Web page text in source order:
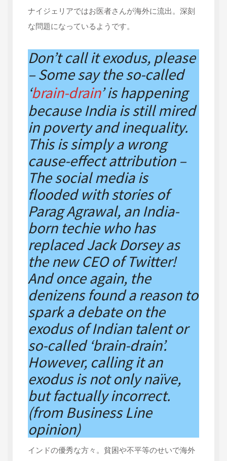
ナイジェリアではお医者さんが海外に流出。深刻
な問題になっているようです。
Don’t call it exodus, please
– Some say the so-called
‘brain-drain’ is happening
because India is still mired
in poverty and inequality.
This is simply a wrong
cause-effect attribution –
The social media is
flooded with stories of
Parag Agrawal, an India-
born techie who has
replaced Jack Dorsey as
the new CEO of Twitter!
And once again, the
denizens found a reason to
spark a debate on the
exodus of Indian talent or
so-called ‘brain-drain’.
However, calling it an
exodus is not only naïve,
but factually incorrect.
(from Business Line
opinion)
インドの優秀な方々。貧困や不平等のせいで海外